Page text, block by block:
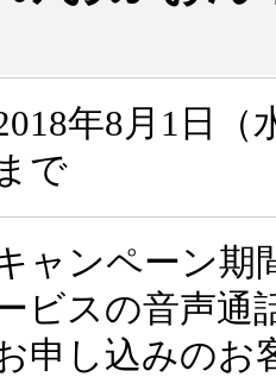
年8月1日（
まで
ャンペーン期
ビスの音声通
申し込みのお